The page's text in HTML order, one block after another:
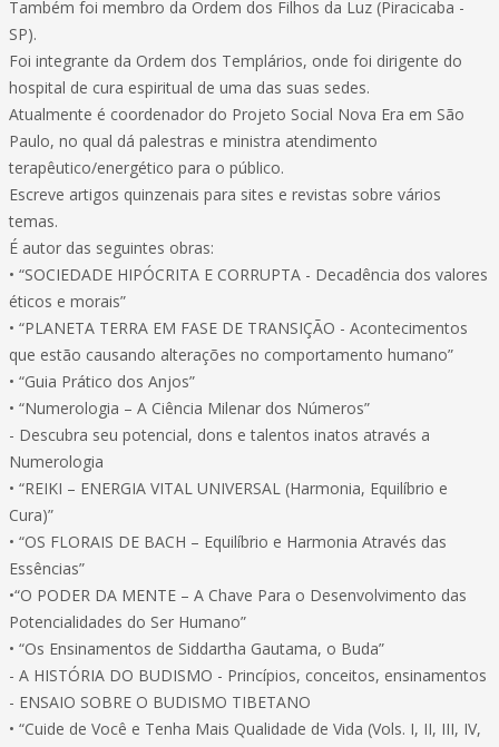
Também foi membro da Ordem dos Filhos da Luz (Piracicaba -
SP).
Foi integrante da Ordem dos Templários, onde foi dirigente do
hospital de cura espiritual de uma das suas sedes.
Atualmente é coordenador do Projeto Social Nova Era em São
Paulo, no qual dá palestras e ministra atendimento
terapêutico/energético para o público.
Escreve artigos quinzenais para sites e revistas sobre vários
temas.
É autor das seguintes obras:
• “SOCIEDADE HIPÓCRITA E CORRUPTA - Decadência dos valores
éticos e morais”
• “PLANETA TERRA EM FASE DE TRANSIÇÃO - Acontecimentos
que estão causando alterações no comportamento humano”
• “Guia Prático dos Anjos”
• “Numerologia – A Ciência Milenar dos Números”
- Descubra seu potencial, dons e talentos inatos através a
Numerologia
• “REIKI – ENERGIA VITAL UNIVERSAL (Harmonia, Equilíbrio e
Cura)”
• “OS FLORAIS DE BACH – Equilíbrio e Harmonia Através das
Essências”
•“O PODER DA MENTE – A Chave Para o Desenvolvimento das
Potencialidades do Ser Humano”
• “Os Ensinamentos de Siddartha Gautama, o Buda”
- A HISTÓRIA DO BUDISMO - Princípios, conceitos, ensinamentos
- ENSAIO SOBRE O BUDISMO TIBETANO
• “Cuide de Você e Tenha Mais Qualidade de Vida (Vols. I, II, III, IV,